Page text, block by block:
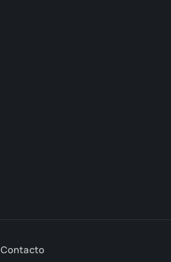
Con­tac­to